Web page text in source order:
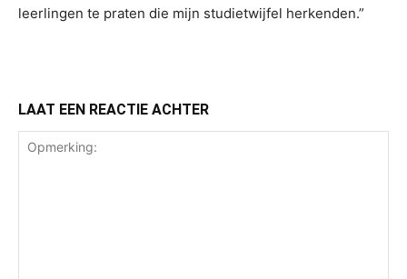
leerlingen te praten die mijn studietwijfel herkenden.”
LAAT EEN REACTIE ACHTER